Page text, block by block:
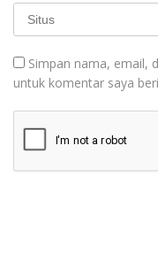
Simpan nama, email,
untuk komentar saya